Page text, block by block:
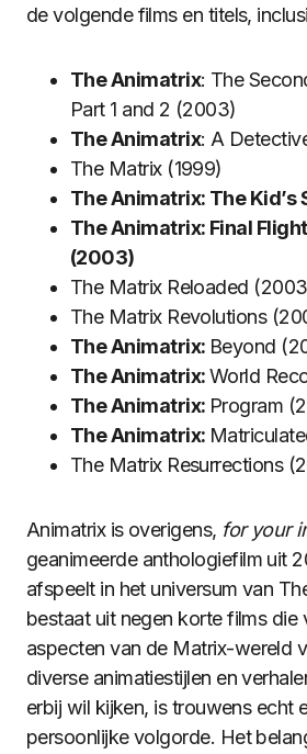
de volgende films en titels,
The Animatrix: The
Part 1 and 2 (2003)
The Animatrix: A
The Matrix (1999)
The Animatrix: The
The Animatrix: Final
(2003)
The Matrix Reloaded
The Matrix Revolutions
The Animatrix: Beyond
The Animatrix:World
The Animatrix: Program
The Animatrix:
The Matrix Resurrections
Animatrix is overigens, for your
geanimeerde anthologiefilm uit
afspeelt in het universum van
bestaat uit negen korte films die
aspecten van de Matrix-wereld
diverse animatiestijlen en
erbij wil kijken, is trouwens echt
persoonlijke volgorde. Het